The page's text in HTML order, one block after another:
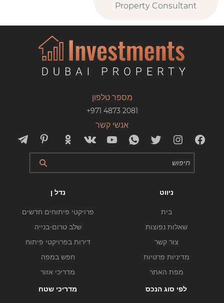
Property Consultant
מספר טלפון
+971 4873 2081
אנשי קשר
ניווט
בית
שאלות נפוצות
צור קשר
מדיניות פרטיות
מפת האתר
נדל ן
פרויקטי פיתוחים חדשים
שלב טרום-בנייה
דירות בפרויקטי פיתוח
חפש במפה
מדריכי אזור
לפי סוג הנכס
מדריכי שטח